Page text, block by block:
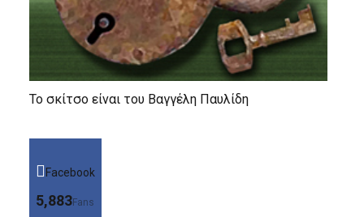
Το σκίτσο είναι του Βαγγέλη Παυλίδη
Facebook
5,883Fans